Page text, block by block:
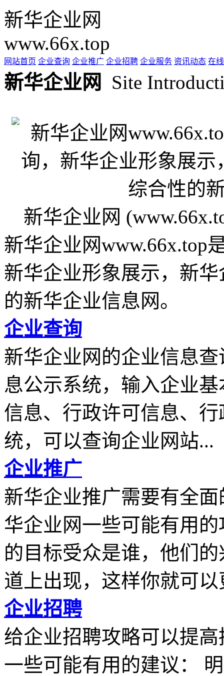
新华企业网
www.66x.top
网站首页 企业查询 企业推广 企业招聘 企业服务 资讯动态 在
新华企业网 Site
新华企业网
新华企业网www.66x.top
新华企业形象展示，新
的新华企业信息网。
企业查询
新华企业网的企业信息
息公示系统，输入企业
信息、行政许可信息、
统，可以查询企业网站...
企业推广
新华企业推广需要有全
华企业网一些可能有用
的目标受众是谁，他们
道上出现，这样你就可以
企业招聘
给企业招聘攻略可以提
一些可能有用的建议：